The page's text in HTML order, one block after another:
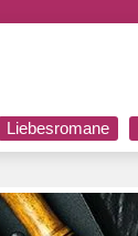
Liebesromane